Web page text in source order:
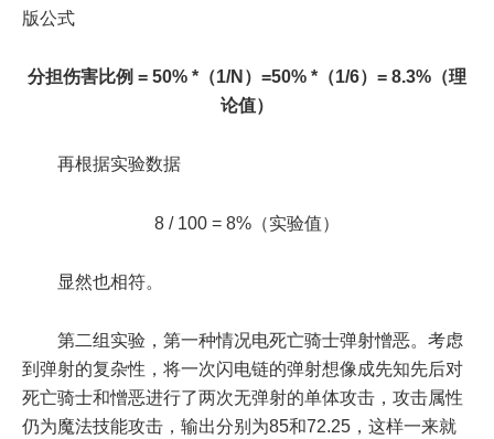
版公式
分担伤害比例 = 50% *（1/N）=50% *（1/6）= 8.3%（理
论值）
再根据实验数据
8 / 100 = 8%（实验值）
显然也相符。
第二组实验，第一种情况电死亡骑士弹射憎恶。考虑
到弹射的复杂性，将一次闪电链的弹射想像成先知先后对
死亡骑士和憎恶进行了两次无弹射的单体攻击，攻击属性
仍为魔法技能攻击，输出分别为85和72.25，这样一来就